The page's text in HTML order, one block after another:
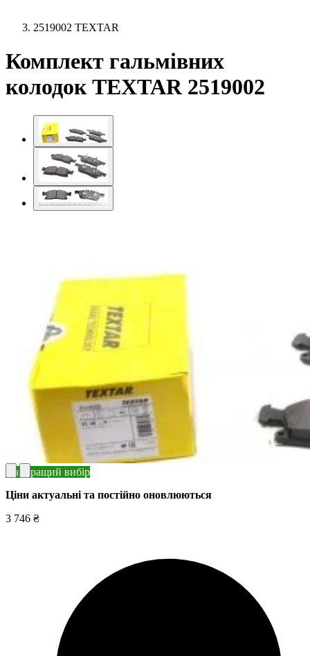
2519002 TEXTAR
Комплект гальмівних
колодок TEXTAR 2519002
Найкращий вибір
Ціни актуальні та постійно оновлюються
3 746 ₴